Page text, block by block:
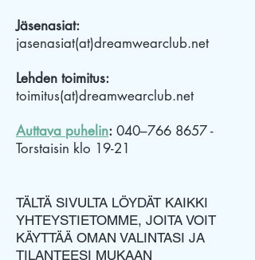
Jäsenasiat:
jasenasiat(at)dreamwearclub.net
Lehden toimitus:
toimitus(at)dreamwearclub.net
Auttava puhelin: 040–766 8657-
Torstaisin klo 19-21
TÄLTÄ SIVULTA LÖYDÄT KAIKKI
YHTEYSTIETOMME, JOITA VOIT
KÄYTTÄÄ OMAN VALINTASI JA
TILANTEESI MUKAAN